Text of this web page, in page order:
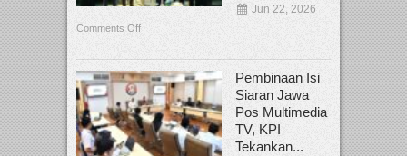
Jun 22, 2026
Comments Off
Pembinaan Isi
Siaran Jawa
Pos Multimedia
TV, KPI
Tekankan...